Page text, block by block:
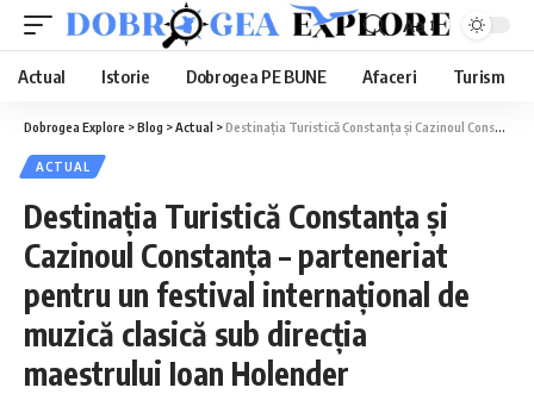
Aa
Actual Istorie Dobrogea PE BUNE Afaceri Turism
Dobrogea Explore >Blog >Actual >Destinația Turistică Constanța și Cazinoul Constanța – parteneriat pentru un festival internațional de muzică clasică sub direcția maestrului Ioan Holender
ACTUAL
Destinația Turistică Constanța și
Cazinoul Constanța – parteneriat
pentru un festival internațional de
muzică clasică sub direcția
maestrului Ioan Holender